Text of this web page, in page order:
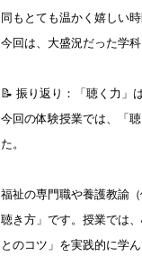
同もとても温かく嬉しい
今回は、大盛況だった学
📝 振り返り：「聴く力」
今回の体験授業では、「
た。
福祉の専門職や養護教諭
聴き方」です。授業では
とのコツ」を実践的に学